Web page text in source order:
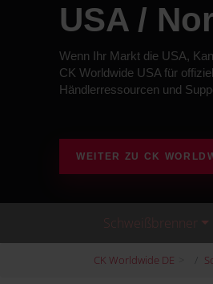
USA /
Wenn Ihr Markt die USA,
CK Worldwide USA für
Händlerressourcen und
WEITER ZU CK
Schweißbrenner
CK Worldwide DE